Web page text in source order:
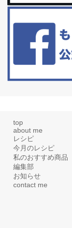
白髪・美容・免疫力
リーブオイルorごま
top
about me
レシピ
今月のレシピ
私のおすすめ商品
編集部
お知らせ
contact me